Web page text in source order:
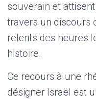
souverain et
travers un discours
relents des heures
histoire.
Ce recours à une
désigner Israël est